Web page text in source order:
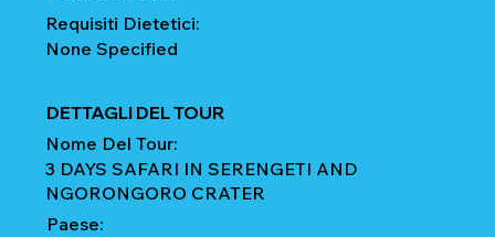
Requisiti Dietetici:
None Specified
DETTAGLI DEL TOUR
Nome Del Tour:
3 DAYS SAFARI IN SERENGETI AND
NGORONGORO CRATER
Paese: